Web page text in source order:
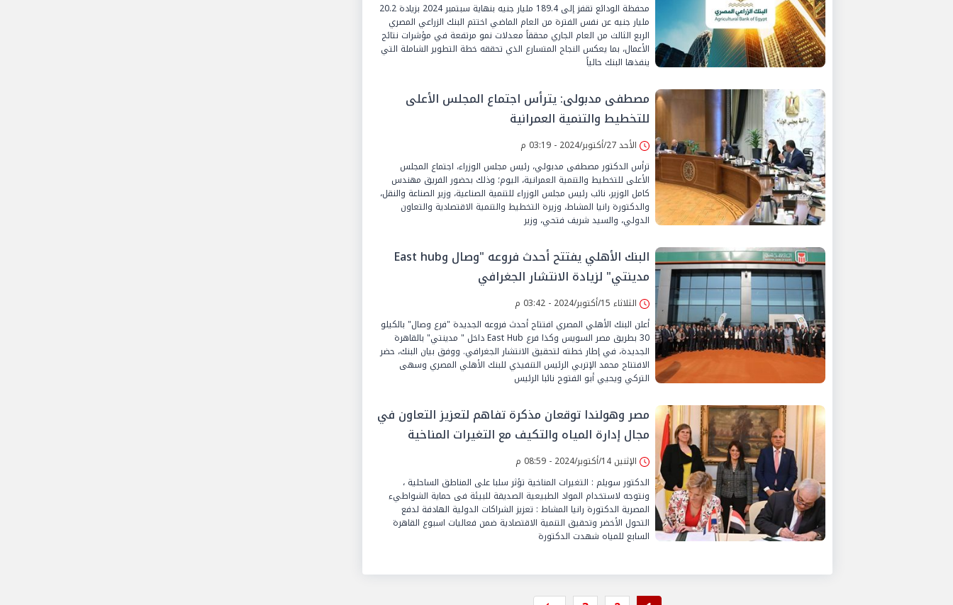
محفظة الودائع تقفز إلى 189.4 مليار جنيه بنهاية سبتمبر 2024 بزيادة 20.2
مليار جنيه عن نفس الفترة من العام الماضي اختتم البنك الزراعي المصري
الربع الثالث من العام الجاري محققاً معدلات نمو مرتفعة في مؤشرات نتائج
الأعمال، بما يعكس النجاح المتسارع الذي تحققه خطة التطوير الشاملة التي
ينفذها البنك حالياً
مصطفى مدبولى: يترأس اجتماع المجلس الأعلى
للتخطيط والتنمية العمرانية
الأحد 27/أكتوبر/2024 - 03:19 م
ترأس الدكتور مصطفى مدبولي، رئيس مجلس الوزراء، اجتماع المجلس
الأعلى للتخطيط والتنمية العمرانية، اليوم؛ وذلك بحضور الفريق مهندس
كامل الوزير، نائب رئيس مجلس الوزراء للتنمية الصناعية، وزير الصناعة والنقل،
والدكتورة رانيا المشاط، وزيرة التخطيط والتنمية الاقتصادية والتعاون
الدولي، والسيد شريف فتحي، وزير
البنك الأهلي يفتتح أحدث فروعه "وصال وEast hub
مدينتي" لزيادة الانتشار الجغرافي
الثلاثاء 15/أكتوبر/2024 - 03:42 م
أعلن البنك الأهلي المصري افتتاح أحدث فروعه الجديدة "فرع وصال" بالكيلو
30 بطريق مصر السويس وكذا فرع East Hub داخل " مدينتي" بالقاهرة
الجديدة، في إطار خطته لتحقيق الانتشار الجغرافي. ووفق بيان البنك، حضر
الافتتاح محمد الإتربي الرئيس التنفيذي للبنك الأهلي المصري وسهى
التركي ويحيي أبو الفتوح نائبا الرئيس
مصر وهولندا توقعان مذكرة تفاهم لتعزيز التعاون في
مجال إدارة المياه والتكيف مع التغيرات المناخية
الإثنين 14/أكتوبر/2024 - 08:59 م
الدكتور سويلم : التغيرات المناخية تؤثر سلبا على المناطق الساحلية ،
ونتوجه لاستخدام المواد الطبيعية الصديقة للبيئة فى حماية الشواطيء
المصرية الدكتورة رانيا المشاط : تعزيز الشراكات الدولية الهادفة لدفع
التحول الأخضر وتحقيق التنمية الاقتصادية ضمن فعاليات اسبوع القاهرة
السابع للمياه شهدت الدكتورة